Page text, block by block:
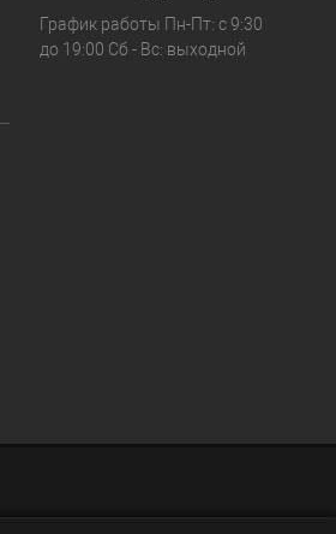
График работы Пн-Пт: с 9:30
до 19:00 Сб - Вс: выходной